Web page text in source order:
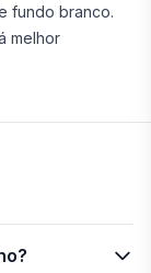
fundo branco.
melhor